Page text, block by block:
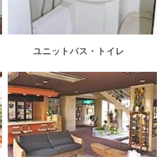
ユニットバス・トイレ